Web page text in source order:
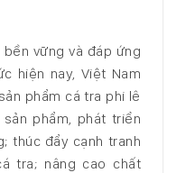
vững và đáp ứng
hiện nay, Việt Nam
phẩm cá tra phi lê
phẩm, phát triển
thúc đẩy cạnh tranh
tra; nâng cao chất